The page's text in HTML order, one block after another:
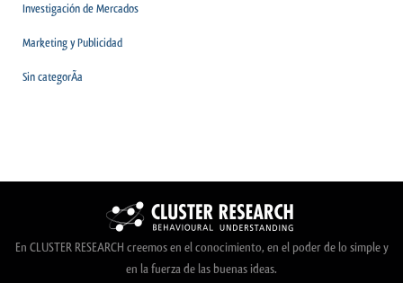
Investigación de Mercados
Marketing y Publicidad
Sin categorÃ­a
En CLUSTER RESEARCH creemos en el conocimiento, en el poder de lo simple y
en la fuerza de las buenas ideas.